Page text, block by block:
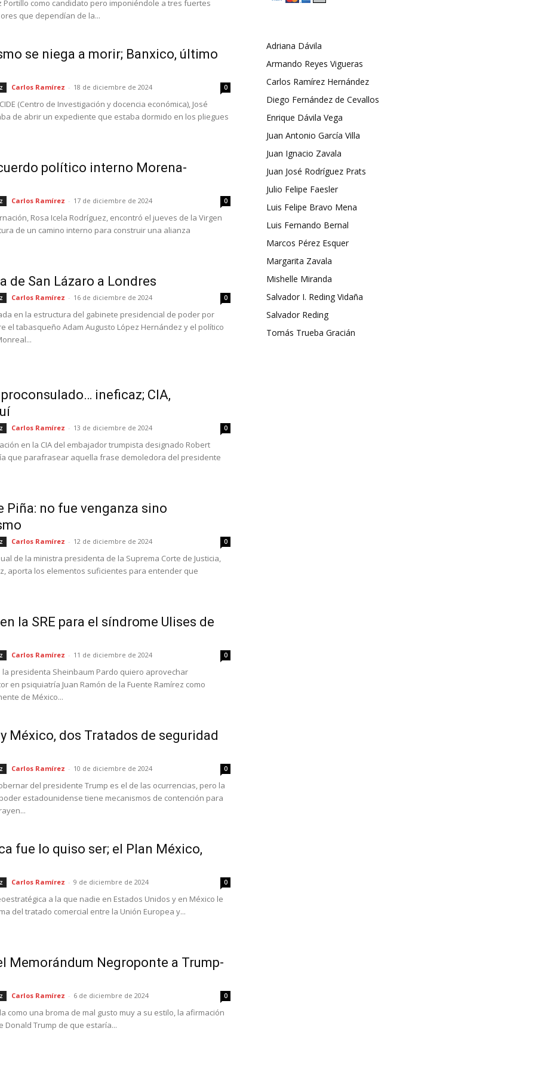
Portillo como candidato pero imponiéndole a tres fuertes
que dependían de la...
se niega a morir; Banxico, último
Carlos Ramírez - 18 de diciembre de 2024 0
(Centro de Investigación y docencia económica), José
de abrir un expediente que estaba dormido en los pliegues
político interno Morena-
Carlos Ramírez - 17 de diciembre de 2024 0
Rosa Icela Rodríguez, encontró el jueves de la Virgen
de un camino interno para construir una alianza
de San Lázaro a Londres
Carlos Ramírez - 16 de diciembre de 2024 0
en la estructura del gabinete presidencial de poder por
el tabasqueño Adam Augusto López Hernández y el político
ineficaz; CIA,
Carlos Ramírez - 13 de diciembre de 2024 0
en la CIA del embajador trumpista designado Robert
que parafrasear aquella frase demoledora del presidente
Piña: no fue venganza sino
Carlos Ramírez - 12 de diciembre de 2024 0
de la ministra presidenta de la Suprema Corte de Justicia,
aporta los elementos suficientes para entender que
la SRE para el síndrome Ulises de
Carlos Ramírez - 11 de diciembre de 2024 0
presidenta Sheinbaum Pardo quiero aprovechar
en psiquiatría Juan Ramón de la Fuente Ramírez como
de México...
México, dos Tratados de seguridad
Carlos Ramírez - 10 de diciembre de 2024 0
del presidente Trump es el de las ocurrencias, pero la
estadounidense tiene mecanismos de contención para
fue lo quiso ser; el Plan México,
Carlos Ramírez - 9 de diciembre de 2024 0
a la que nadie en Estados Unidos y en México le
del tratado comercial entre la Unión Europea y...
Memorándum Negroponte a Trump-
Carlos Ramírez - 6 de diciembre de 2024 0
como una broma de mal gusto muy a su estilo, la afirmación
Donald Trump de que estaría...
Adriana Dávila
Armando Reyes Vigueras
Carlos Ramírez Hernández
Diego Fernández de Cevallos
Enrique Dávila Vega
Juan Antonio García Villa
Juan Ignacio Zavala
Juan José Rodríguez Prats
Julio Felipe Faesler
Luis Felipe Bravo Mena
Luis Fernando Bernal
Marcos Pérez Esquer
Margarita Zavala
Mishelle Miranda
Salvador I. Reding Vidaña
Salvador Reding
Tomás Trueba Gracián